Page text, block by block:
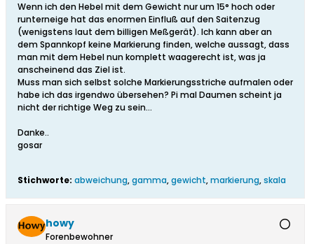
Wenn ich den Hebel mit dem Gewicht nur um 15° hoch oder
runterneige hat das enormen Einfluß auf den Saitenzug
(wenigstens laut dem billigen Meßgerät). Ich kann aber an
dem Spannkopf keine Markierung finden, welche aussagt, dass
man mit dem Hebel nun komplett waagerecht ist, was ja
anscheinend das Ziel ist.
Muss man sich selbst solche Markierungsstriche aufmalen oder
habe ich das irgendwo übersehen? Pi mal Daumen scheint ja
nicht der richtige Weg zu sein...
Danke..
gosar
Stichworte: abweichung,gamma,gewicht,markierung,skala
howy
Forenbewohner